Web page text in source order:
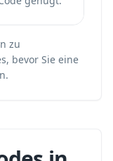
zu
, bevor Sie eine